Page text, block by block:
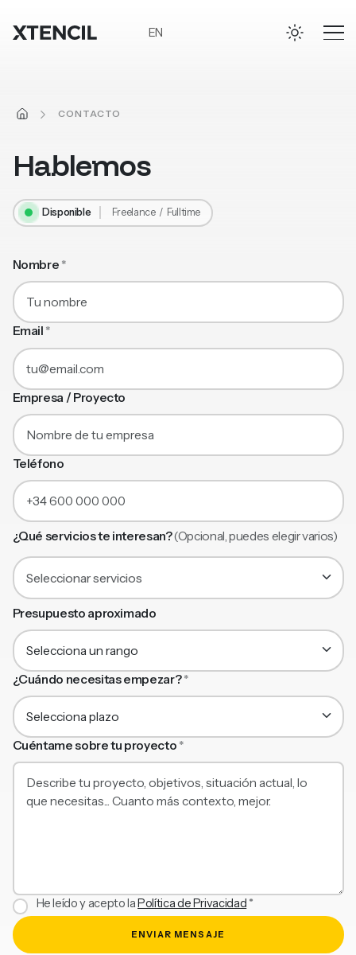
EN
INICIO CONTACTO
Hablemos
Disponible Freelance / Fulltime
Formulario de contacto
Nombre *
Email *
Empresa / Proyecto
Teléfono
¿Qué servicios te interesan?(Opcional, puedes elegir varios)
Seleccionar servicios
Presupuesto aproximado
¿Cuándo necesitas empezar?*
Cuéntame sobre tu proyecto *
He leído y acepto la Política de Privacidad *
ENVIAR MENSAJE